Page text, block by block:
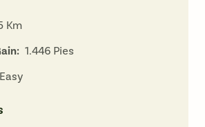
Km
1.446 Pies
Easy